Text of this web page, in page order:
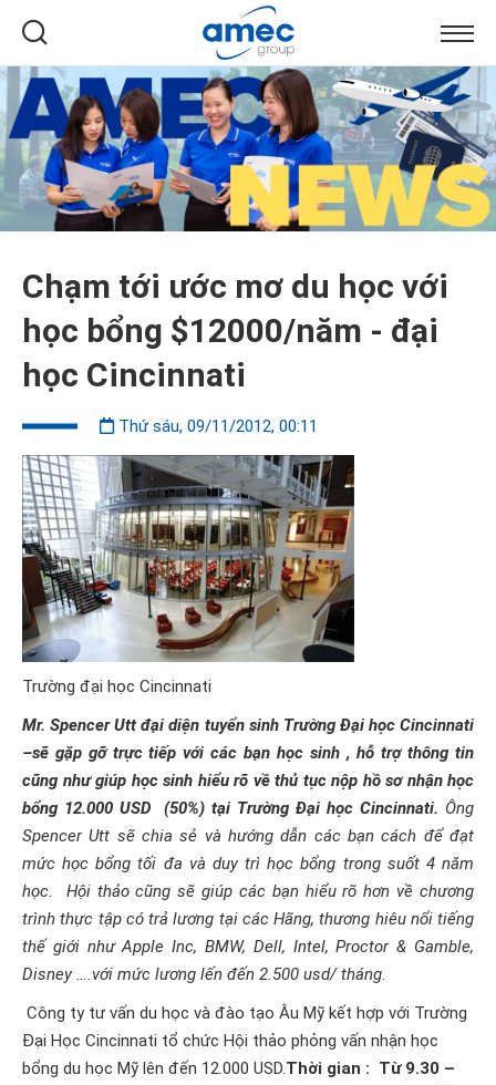
Chạm tới ước mơ du học với
học bổng $12000/năm - đại
học Cincinnati
Thứ sáu, 09/11/2012, 00:11
Trường đại học Cincinnati
Mr. Spencer Utt đại diện tuyển sinh Trường Đại học Cincinnati
–sẽ gặp gỡ trực tiếp với các bạn học sinh , hỗ trợ thông tin
cũng như giúp học sinh hiểu rõ về thủ tục nộp hồ sơ nhận học
bổng 12.000 USD (50%) tại Trường Đại học Cincinnati. Ông
Spencer Utt sẽ chia sẻ và hướng dẫn các bạn cách để đạt
mức học bổng tối đa và duy trì học bổng trong suốt 4 năm
học. Hội thảo cũng sẽ giúp các bạn hiểu rõ hơn về chương
trình thực tập có trả lương tại các Hãng, thương hiêu nổi tiếng
thế giới như Apple Inc, BMW, Dell, Intel, Proctor & Gamble,
Disney ….với mức lương lến đến 2.500 usd/ tháng.
Công ty tư vấn du học và đào tạo Âu Mỹ kết hợp với Trường
Đại Học Cincinnati tổ chức Hội thảo phỏng vấn nhận học
bổng du học Mỹ lên đến 12.000 USD.Thời gian : Từ 9.30 –